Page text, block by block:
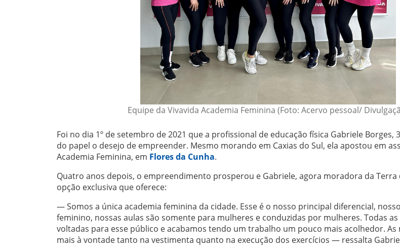
Equipe da Vivavida Academia Feminina (Foto: Acervo pessoal/
Foi no dia 1º de setembro de 2021 que a profissional de educação física Gabriele Borges,
do papel o desejo de empreender. Mesmo morando em Caxias do Sul, ela apostou em
Academia Feminina, em Flores da Cunha.
Quatro anos depois, o empreendimento prosperou e Gabriele, agora moradora da Terra
opção exclusiva que oferece:
— Somos a única academia feminina da cidade. Esse é o nosso principal diferencial,
feminino, nossas aulas são somente para mulheres e conduzidas por mulheres. Todas as
voltadas para esse público e acabamos tendo um trabalho um pouco mais acolhedor. As
mais à vontade tanto na vestimenta quanto na execução dos exercícios — ressalta